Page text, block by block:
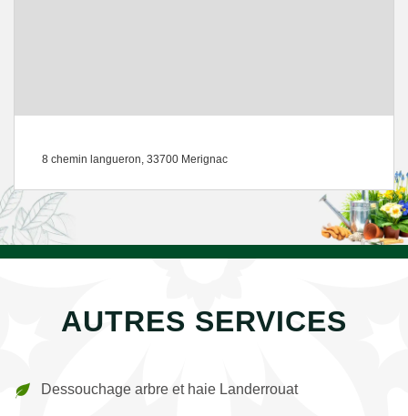
8 chemin langueron, 33700 Merignac
AUTRES SERVICES
Dessouchage arbre et haie Landerrouat